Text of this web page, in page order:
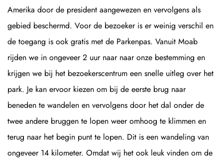
Amerika door de president aangewezen en vervolgens als
gebied beschermd. Voor de bezoeker is er weinig verschil en
de toegang is ook gratis met de Parkenpas. Vanuit Moab
rijden we in ongeveer 2 uur naar naar onze bestemming en
krijgen we bij het bezoekerscentrum een snelle uitleg over het
park. Je kan ervoor kiezen om bij de eerste brug naar
beneden te wandelen en vervolgens door het dal onder de
twee andere bruggen te lopen weer omhoog te klimmen en
terug naar het begin punt te lopen. Dit is een wandeling van
ongeveer 14 kilometer. Omdat wij het ook leuk vinden om de